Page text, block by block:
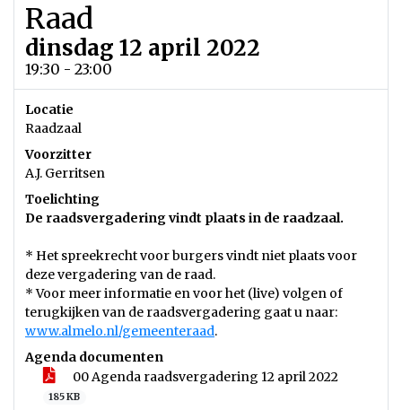
Raad
dinsdag 12 april 2022
19:30 - 23:00
Locatie
Raadzaal
Voorzitter
A.J. Gerritsen
Toelichting
De raadsvergadering vindt plaats in de raadzaal.
* Het spreekrecht voor burgers vindt niet plaats voor
deze vergadering van de raad.
* Voor meer informatie en voor het (live) volgen of
terugkijken van de raadsvergadering gaat u naar:
www.almelo.nl/gemeenteraad.
Agenda documenten
00 Agenda raadsvergadering 12 april 2022
185 KB